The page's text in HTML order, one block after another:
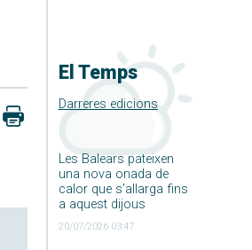
El Temps
Darreres edicions
Les Balears pateixen
una nova onada de
calor que s’allarga fins
a aquest dijous
20/07/2026 03:47